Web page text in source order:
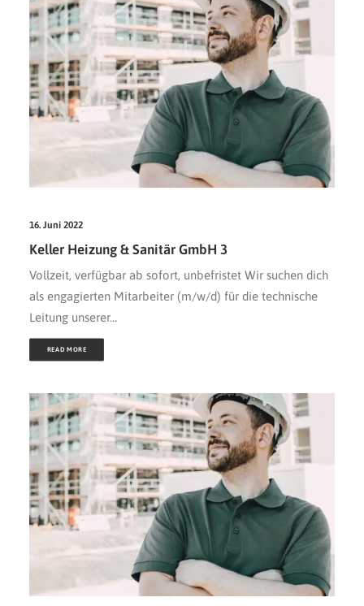
16. Juni 2022
Keller Heizung & Sanitär GmbH 3
Vollzeit, verfügbar ab sofort, unbefristet Wir suchen dich
als engagierten Mitarbeiter (m/w/d) für die technische
Leitung unserer…
READ MORE